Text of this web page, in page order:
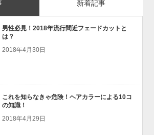
新着記事
男性必見！2018年流行間近フェードカットと
は？
2018年4月30日
これを知らなきゃ危険！ヘアカラーによる10コ
の知識！
2018年4月29日